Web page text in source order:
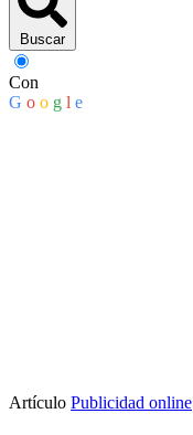
Buscar
Con
G o o g l e
Artículo Publicidad online